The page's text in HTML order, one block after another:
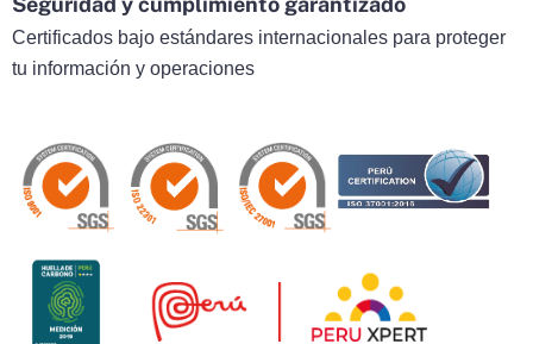
Certificados bajo estándares internacionales para proteger
tu información y operaciones